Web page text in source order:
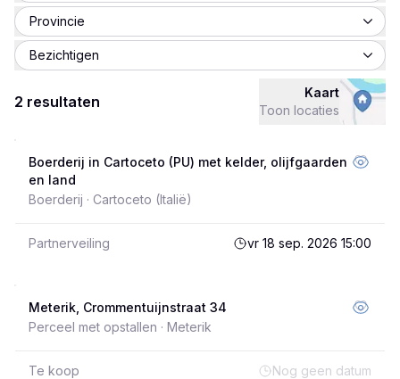
Provincie
Bezichtigen
2 resultaten
Kaart
Toon locaties
Boerderij in Cartoceto (PU) met kelder, olijfgaarden
en land
Boerderij · Cartoceto (Italië)
Partnerveiling vr 18 sep. 2026 15:00
Meterik, Crommentuijnstraat 34
Perceel met opstallen · Meterik
Te koop Nog geen datum